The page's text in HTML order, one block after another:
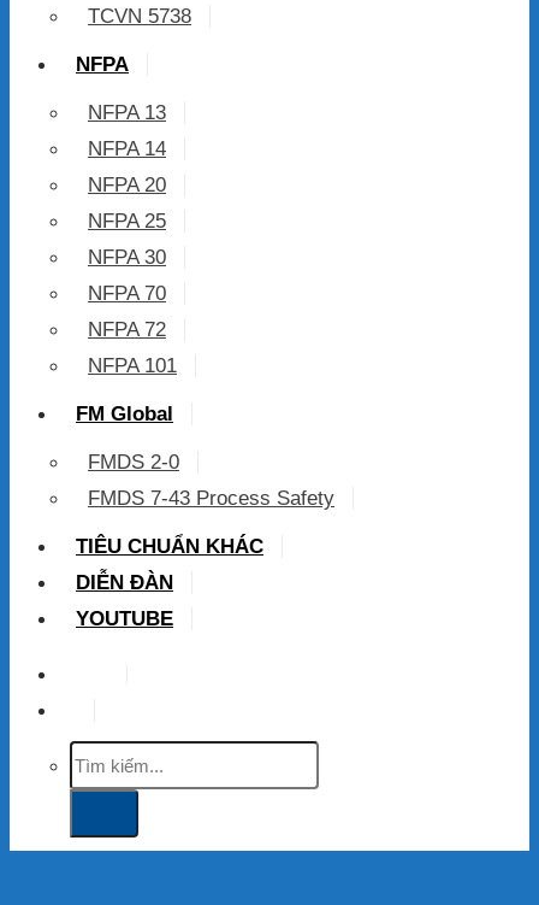
TCVN 5738
NFPA
NFPA 13
NFPA 14
NFPA 20
NFPA 25
NFPA 30
NFPA 70
NFPA 72
NFPA 101
FM Global
FMDS 2-0
FMDS 7-43 Process Safety
TIÊU CHUẨN KHÁC
DIỄN ĐÀN
YOUTUBE
Tìm
kiếm: